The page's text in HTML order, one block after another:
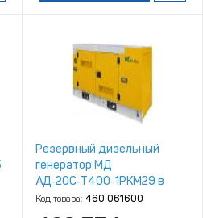
Резервный дизельный
генератор МД
АД‑20С‑Т400‑1РКМ29 в
шумозащитном кожухе
Код товара: 460.061600